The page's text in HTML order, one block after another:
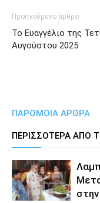
Προηγούμενο άρθρο
Το Ευαγγέλιο της
Αυγούστου 2025
ΠΑΡΟΜΟΙΑ ΑΡΘΡΑ
ΠΕΡΙΣΣΟΤΕΡΑ ΑΠΟ